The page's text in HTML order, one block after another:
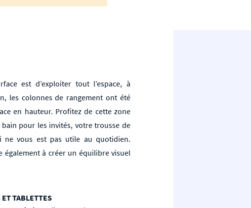
est d’exploiter tout l’espace, à
les colonnes de rangement ont été
en hauteur. Profitez de cette zone
pour les invités, votre trousse de
ne vous est pas utile au quotidien.
également à créer un équilibre visuel
TABLETTES